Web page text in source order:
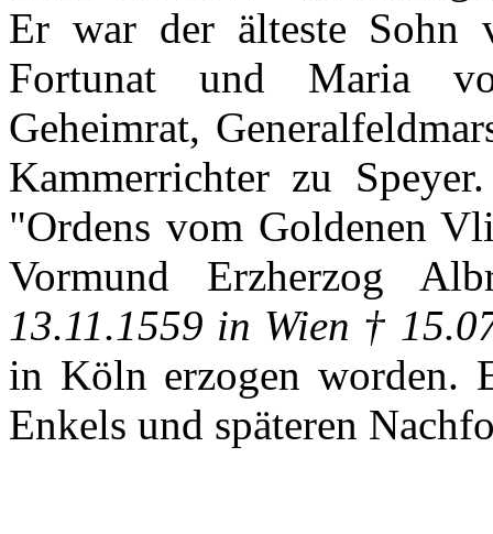
Er war der älteste Sohn
Fortunat und Maria
Geheimrat,
Kammerrichter zu Speyer
"Ordens vom Goldenen
Vormund
Erzherzog
13.11.1559 in Wien †
in Köln erzogen worden.
Enkels und späteren